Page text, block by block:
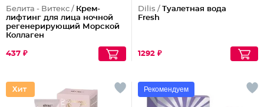
Белита - Витекс / Крем-
лифтинг для лица ночной
регенерирующий Морской
Коллаген
437 ₽
Dilis / Туалетная вода
Fresh
1292 ₽
Рекомендуем